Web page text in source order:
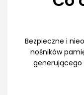
Bezpieczne i
nośników